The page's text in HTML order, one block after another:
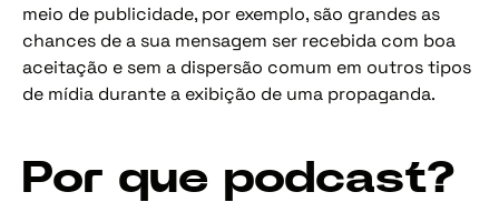
meio de publicidade, por exemplo, são grandes as
chances de a sua mensagem ser recebida com boa
aceitação e sem a dispersão comum em outros tipos
de mídia durante a exibição de uma propaganda.
Por que podcast?